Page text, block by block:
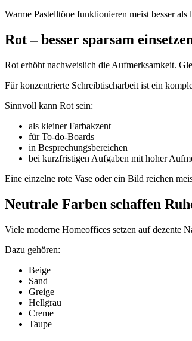
Warme Pastelltöne funktionieren meist besser als
Rot – besser sparsam
Rot erhöht nachweislich die Aufmerksamkeit.
Für konzentrierte Schreibtischarbeit ist ein
Sinnvoll kann Rot sein:
als kleiner Farbakzent
für To-do-Boards
in Besprechungsbereichen
bei kurzfristigen Aufgaben mit hoher
Eine einzelne rote Vase oder ein Bild reichen
Neutrale Farben schaffen
Viele moderne Homeoffices setzen auf dezente
Dazu gehören:
Beige
Sand
Greige
Hellgrau
Creme
Taupe